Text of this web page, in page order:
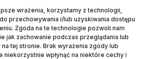
wrażenia, korzystamy z technologii,
przechowywania i/lub uzyskiwania dostępu
Zgoda na te technologie pozwoli nam
jak zachowanie podczas przeglądania lub
tej stronie. Brak wyrażenia zgody lub
wpłynąć na niektóre cechy i